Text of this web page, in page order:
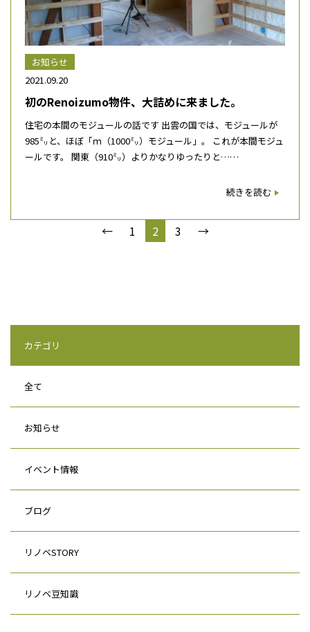
お知らせ
2021.09.20
初のRenoizumo物件、大詰めに来ました。
住宅の本間のモジュールの話です 出雲の国では、モジュールが
985㍉と、ほぼ「ｍ（1000㍉）モジュール」。 これが本間モジュ
ールです。 関東（910㍉）よりかなりゆったりと……
続きを読む
← 1 2 3 →
カテゴリ
全て
お知らせ
イベント情報
ブログ
リノベSTORY
リノベ豆知識